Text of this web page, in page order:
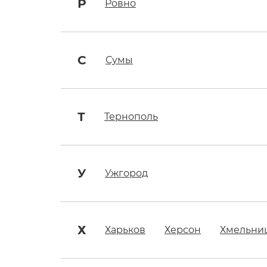
Р Ровно
С Сумы
Т Тернополь
У Ужгород
Х Харьков Херсон